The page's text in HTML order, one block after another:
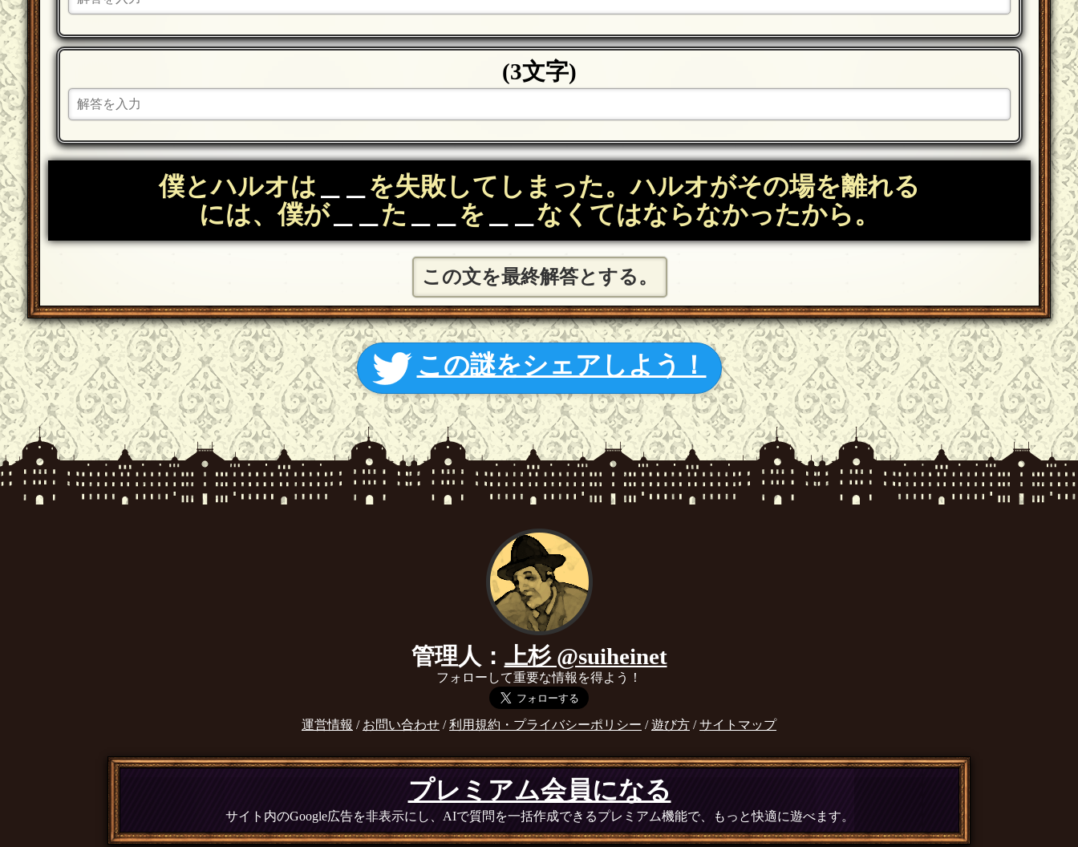
(3文字)
僕とハルオは
を失敗してしまった。ハルオがその場を離れる
には、僕が＿＿ た を なくてはならなかったから。
この文を最終解答とする。
この謎をシェアしよう！
管理人： 上杉 @suiheinet
フォローして重要な情報を得よう！
運営情報 / お問い合わせ /利用規約・プライバシーポリシー /遊び方 /サイトマップ
プレミアム会員になる
サイト内のGoogle広告を非表示にし、AIで質問を一括作成できるプレミアム機能で、もっと快適に遊べます。